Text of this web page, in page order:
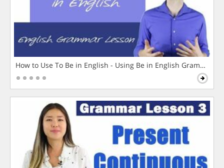
How to Use To Be in English - Using Be in English Grammar